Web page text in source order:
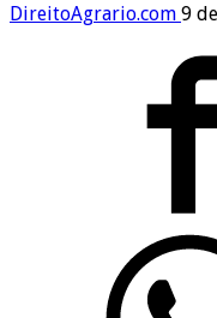
DireitoAgrario.com 9